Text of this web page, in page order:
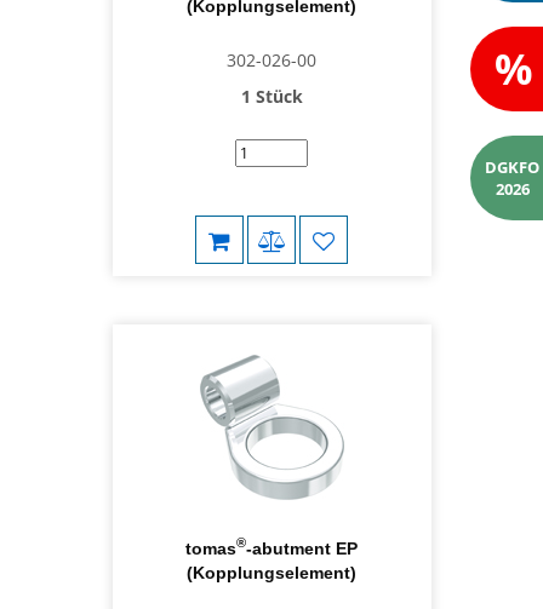
(Kopplungselement)
302-026-00
1 Stück
tomas®-abutment EP
(Kopplungselement)
%
DGKFO
2026